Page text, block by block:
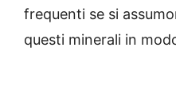
frequenti se si
questi minerali in